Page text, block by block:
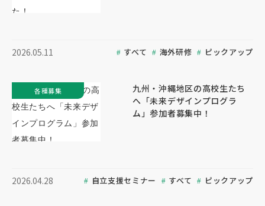
2026.05.11 すべて 海外研修 ピックアップ
九州・沖縄地区の高校生たち
へ「未来デザインプログラ
ム」参加者募集中！
2026.04.28 自立支援セミナー すべて ピックアップ
各種募集